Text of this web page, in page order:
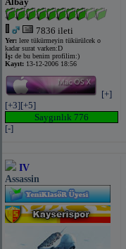
7836 ileti
Yer: lere tükürmeyin tükürülcek o
kadar surat varken:D
İş: de bu benim profilim:)
Kayıt: 13-12-2006 18:56
[+]
[+3][+5]
Saygınlık 776
[-]
IV
Assassin